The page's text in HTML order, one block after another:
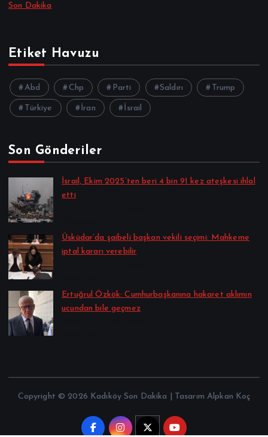
Son Dakika
Etiket Havuzu
Abd Chp Parti Saldırı Trump
Türkiye İran İsrail
Son Gönderiler
İsrail, Ekim 2025’ten beri 4 bin 91 kez ateşkesi ihlal
etti
Üsküdar’da şaibeli başkan vekili seçimi: Mahkeme
iptal kararı verebilir
Ertuğrul Özkök: Cumhurbaşkanına hakaret aklımın
ucundan bile geçmez
Copyright © 2026 Kadıköy Son Dakika | Tasarım Alpkan Koç